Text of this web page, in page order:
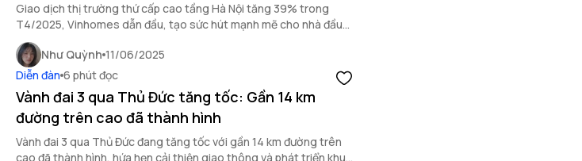
Giao dịch thị trường thứ cấp cao tầng Hà Nội tăng 39% trong
T4/2025, Vinhomes dẫn đầu, tạo sức hút mạnh mẽ cho nhà đầu
tư và khách mua.
Như Quỳnh 11/06/2025
Diễn đàn 6 phút đọc
Vành đai 3 qua Thủ Đức tăng tốc: Gần 14 km
đường trên cao đã thành hình
Vành đai 3 qua Thủ Đức đang tăng tốc với gần 14 km đường trên
cao đã thành hình, hứa hẹn cải thiện giao thông và phát triển khu